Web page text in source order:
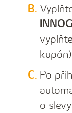
Po
o